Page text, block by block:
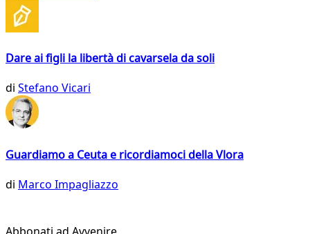
Dare ai figli la libertà di cavarsela da soli
di Stefano Vicari
Guardiamo a Ceuta e ricordiamoci della Vlora
di Marco Impagliazzo